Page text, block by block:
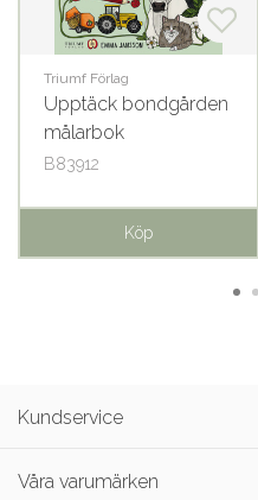
Triumf Förlag
Upptäck bondgården
målarbok
B83912
Köp
Kundservice
Våra varumärken